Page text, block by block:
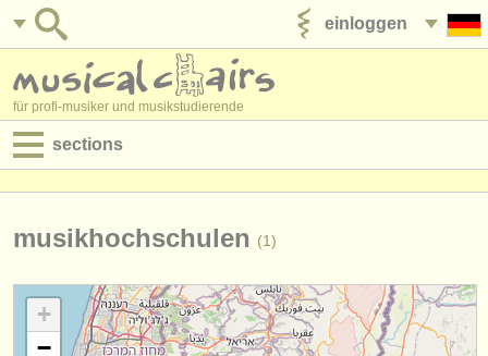
einloggen
für profi-musiker und musikstudierende
sections
jobs - verwaltung
musikhochschulen (1)
+
−